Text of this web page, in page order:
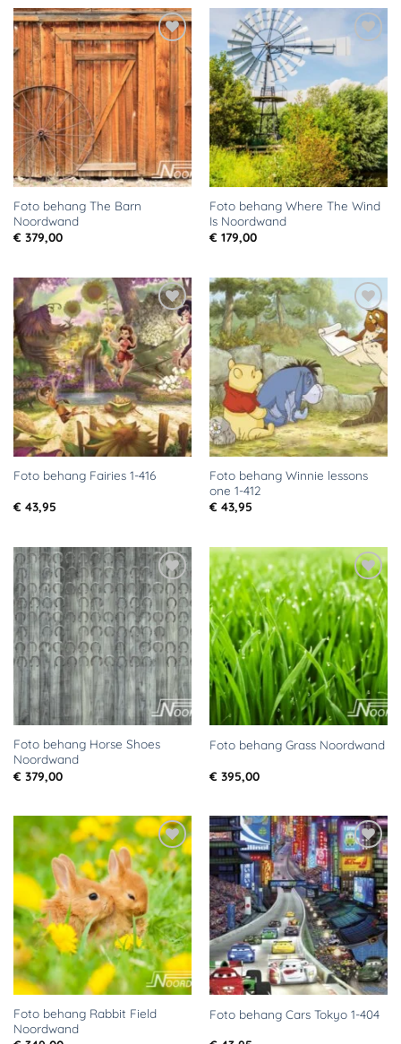
Toevoegen
aan
verlanglijst
Foto behang The Barn
Noordwand
€ 379,00
Toevoegen
aan
verlanglijst
Foto behang Where The Wind
Is Noordwand
€ 179,00
Toevoegen
aan
verlanglijst
Foto behang Fairies 1-416
€ 43,95
Toevoegen
aan
verlanglijst
Foto behang Winnie lessons
one 1-412
€ 43,95
Toevoegen
aan
verlanglijst
Foto behang Horse Shoes
Noordwand
€ 379,00
Toevoegen
aan
verlanglijst
Foto behang Grass Noordwand
€ 395,00
Toevoegen
aan
verlanglijst
Foto behang Rabbit Field
Noordwand
Toevoegen
aan
verlanglijst
Foto behang Cars Tokyo 1-404